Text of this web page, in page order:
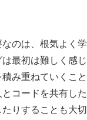
のは、根気よく
最初は難しく感
み重ねていくこ
コードを共有し
りすることも大